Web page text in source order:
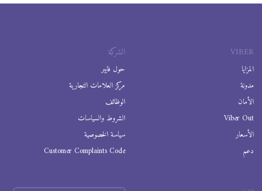
VIBER
المزايا
مدونة
الأمان
Viber Out
الأسعار
دعم
الشركة
حول فايبر
مركز العلامات التجارية
الوظائف
الشروط والسياسات
سياسة الخصوصية
Customer Complaints Code